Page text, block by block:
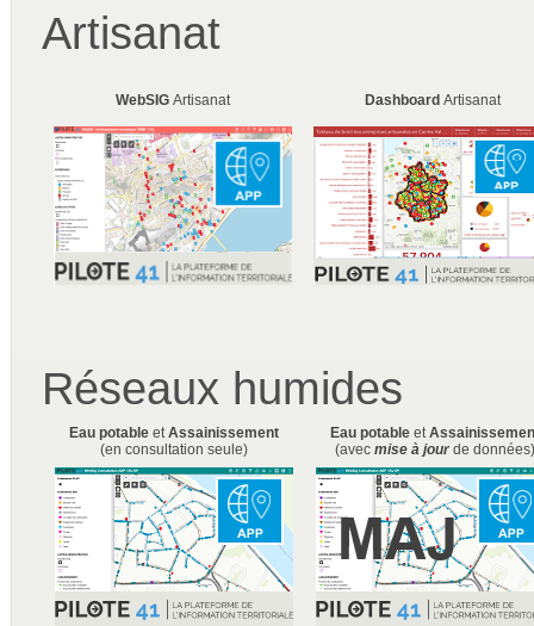
Artisanat
WebSIG Artisanat Dashboard Artisanat
Réseaux humides
Eau potableetAssainissement
(en consultation seule)
Eau potableet
(avec mise à jour de données)